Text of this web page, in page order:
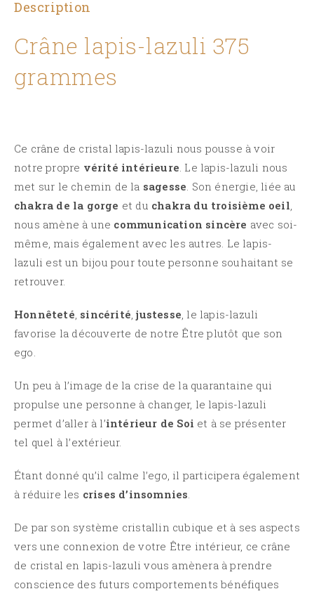
Description
Crâne lapis-lazuli 375
grammes
Ce crâne de cristal lapis-lazuli nous pousse à voir
notre propre vérité intérieure. Le lapis-lazuli nous
met sur le chemin de la sagesse. Son énergie, liée au
chakra de la gorge et du chakra du troisième oeil,
nous amène à une communication sincère avec soi-
même, mais également avec les autres. Le lapis-
lazuli est un bijou pour toute personne souhaitant se
retrouver.
Honnêteté, sincérité,justesse, le lapis-lazuli
favorise la découverte de notre Être plutôt que son
ego.
Un peu à l’image de la crise de la quarantaine qui
propulse une personne à changer, le lapis-lazuli
permet d’aller à l’intérieur de Soi et à se présenter
tel quel à l’extérieur.
Étant donné qu’il calme l’ego, il participera également
à réduire les crises d’insomnies.
De par son système cristallin cubique et à ses aspects
vers une connexion de votre Être intérieur, ce crâne
de cristal en lapis-lazuli vous amènera à prendre
conscience des futurs comportements bénéfiques